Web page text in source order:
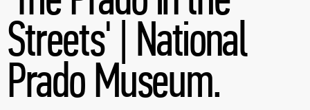
Streets' | National
Prado Museum.